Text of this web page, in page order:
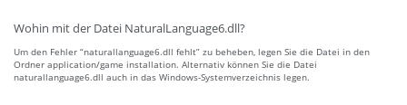
Wohin mit der Datei NaturalLanguage6.dll?
Um den Fehler “naturallanguage6.dll fehlt” zu beheben, legen Sie die Datei in den
Ordner application/game installation. Alternativ können Sie die Datei
naturallanguage6.dll auch in das Windows-Systemverzeichnis legen.